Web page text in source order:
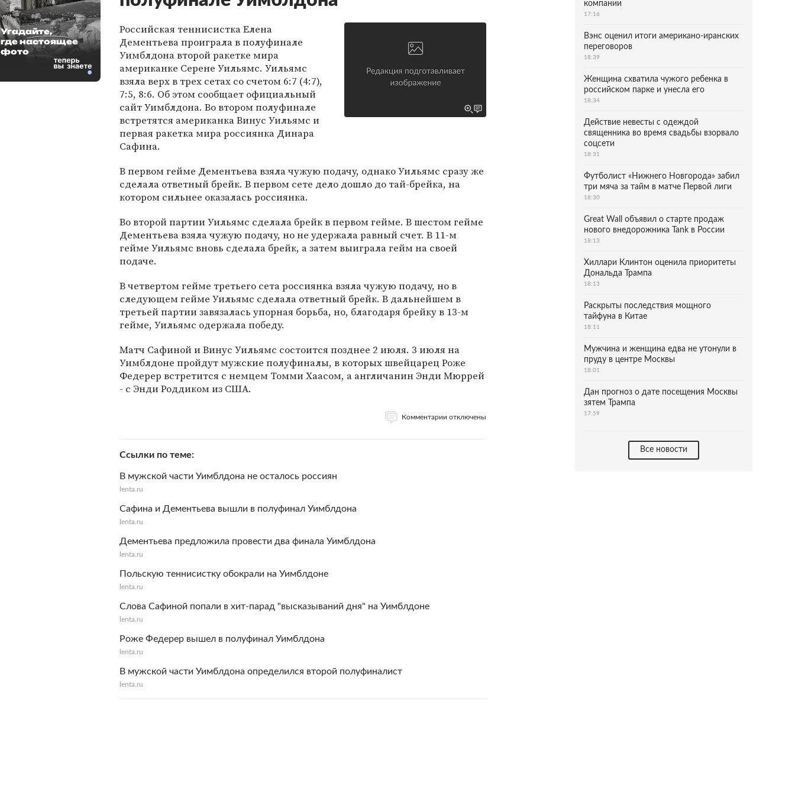
Российская теннисистка Елена
Дементьева проиграла в полуфинале
Уимблдона второй ракетке мира
американке Серене Уильямс. Уильямс
взяла верх в трех сетах со счетом 6:7 (4:7),
7:5, 8:6. Об этом сообщает официальный
сайт Уимблдона. Во втором полуфинале
встретятся американка Винус Уильямс и
первая ракетка мира россиянка Динара
Сафина.
В первом гейме Дементьева взяла чужую подачу, однако Уильямс сразу же
сделала ответный брейк. В первом сете дело дошло до тай-брейка, на
котором сильнее оказалась россиянка.
Во второй партии Уильямс сделала брейк в первом гейме. В шестом гейме
Дементьева взяла чужую подачу, но не удержала равный счет. В 11-м
гейме Уильямс вновь сделала брейк, а затем выиграла гейм на своей
подаче.
В четвертом гейме третьего сета россиянка взяла чужую подачу, но в
следующем гейме Уильямс сделала ответный брейк. В дальнейшем в
третьей партии завязалась упорная борьба, но, благодаря брейку в 13-м
гейме, Уильямс одержала победу.
Матч Сафиной и Винус Уильямс состоится позднее 2 июля. 3 июля на
Уимблдоне пройдут мужские полуфиналы, в которых швейцарец Роже
Федерер встретится с немцем Томми Хаасом, а англичанин Энди Мюррей
- с Энди Роддиком из США.
Комментарии отключены
Ссылки по теме
В мужской части Уимблдона не осталось россиян
lenta.ru
Сафина и Дементьева вышли в полуфинал Уимблдона
lenta.ru
Дементьева предложила провести два финала Уимблдона
lenta.ru
Польскую теннисистку обокрали на Уимблдоне
lenta.ru
Слова Сафиной попали в хит-парад "высказываний дня" на Уимблдоне
lenta.ru
Роже Федерер вышел в полуфинал Уимблдона
lenta.ru
В мужской части Уимблдона определился второй полуфиналист
lenta.ru
Угадайте,
где настоящее
фото
компании
17:16
Вэнс оценил итоги американо-иранских
переговоров
18:39
Женщина схватила чужого ребенка в
российском парке и унесла его
18:34
Действие невесты с одеждой
священника во время свадьбы взорвало
соцсети
18:31
Футболист «Нижнего Новгорода» забил
три мяча за тайм в матче Первой лиги
18:30
Great Wall объявил о старте продаж
нового внедорожника Tank в России
18:13
Хиллари Клинтон оценила приоритеты
Дональда Трампа
18:13
Раскрыты последствия мощного
тайфуна в Китае
18:11
Мужчина и женщина едва не утонули в
пруду в центре Москвы
18:01
Дан прогноз о дате посещения Москвы
зятем Трампа
17:59
Все новости